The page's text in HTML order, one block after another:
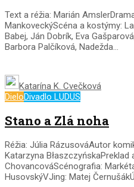
Text a réžia: Marián
MankoveckýScéna a kostýmy:
Babej, Ján Dobrík, Eva
Barbora Palčíková, Nadežda...
Katarína K. Cvečková
DieloDivadlo LUDUS
Stano a Zlá noha
Réžia: Júlia RázusováAutor
Katarzyna BłaszczyńskaPreklad
ChovancováScénografia:
HusovskýVJing: Matej